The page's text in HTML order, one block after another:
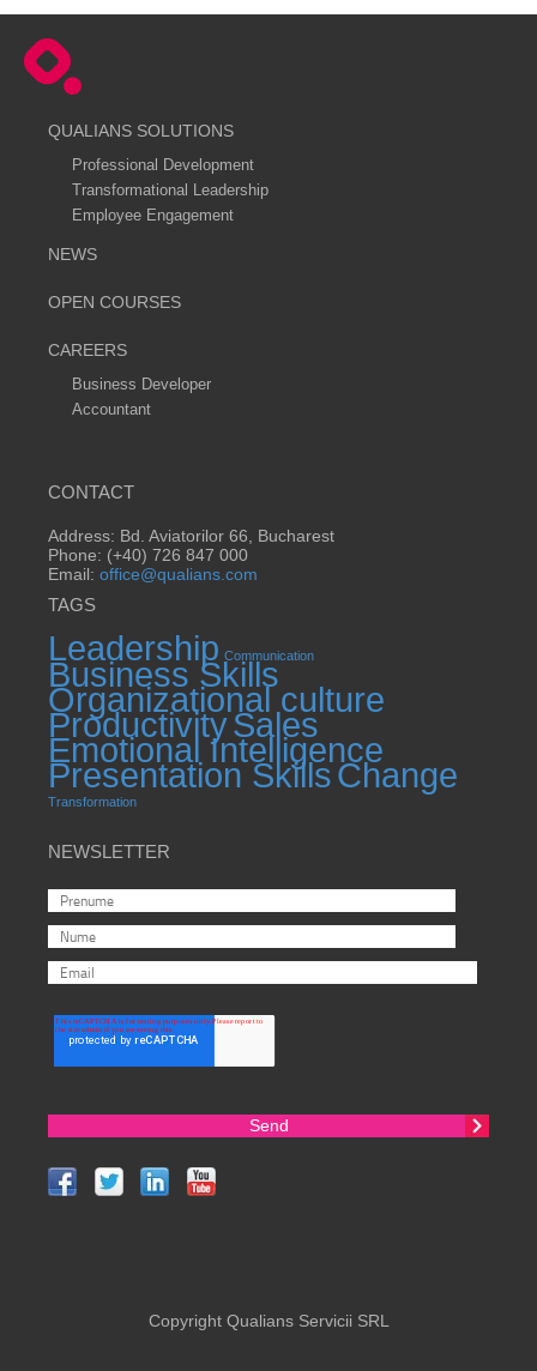
QUALIANS SOLUTIONS
Professional Development
Transformational Leadership
Employee Engagement
NEWS
OPEN COURSES
CAREERS
Business Developer
Accountant
CONTACT
Address: Bd. Aviatorilor 66, Bucharest
Phone: (+40) 726 847 000
Email: office@qualians.com
TAGS
Leadership Communication
Business Skills
Organizational culture
ProductivitySales
Emotional Intelligence
Presentation SkillsChange
Transformation
NEWSLETTER
Copyright Qualians Servicii SRL